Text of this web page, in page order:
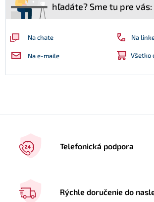
hľadáte? Sme tu pre vás:
Na chate Na
Na e-maile Všetko
Telefonická podpora
Rýchle doručenie do